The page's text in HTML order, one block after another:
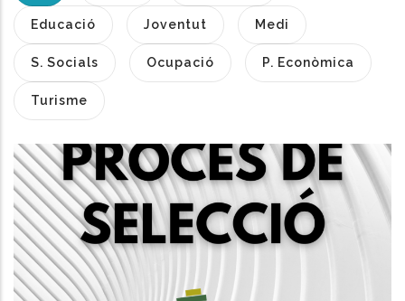
Educació Joventut Medi
S. Socials Ocupació P. Econòmica
Turisme
Convocatòria Per La Creació D'una
Borsa De Treball D'arquitectes
Del Consell Comarcal Del Baix
Penedès